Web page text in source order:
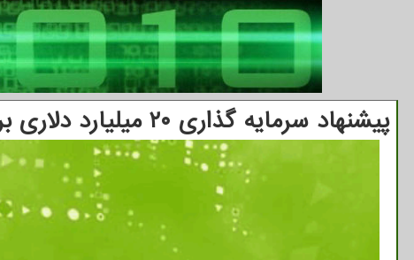
پیشنهاد سرمایه گذاری ۲۰ میلیارد دلاری برای تولید تراشه در هند